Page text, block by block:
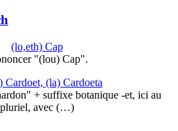
(lo,eth) Cap
"(lou) Cap".
Cardoet, (la) Cardoeta
+ suffixe botanique -et, ici au
pluriel, avec (…)